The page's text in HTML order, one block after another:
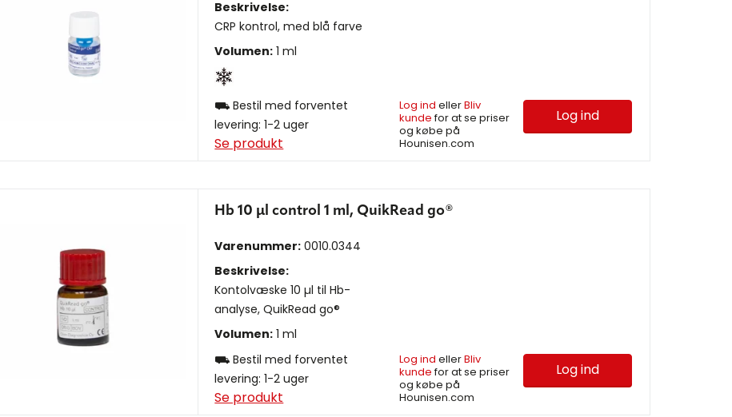
Beskrivelse:
CRP kontrol, med blå farve
Volumen: 1 ml
⛟ Bestil med forventet
levering: 1-2 uger
Se produkt
Log ind ellerBliv
kundefor at se priser
og købe på
Hounisen.com
Log ind
Hb 10 µl control 1 ml, QuikRead go®
Varenummer: 0010.0344
Beskrivelse:
Kontolvæske 10 µl til Hb-
analyse, QuikRead go®
Volumen: 1 ml
⛟ Bestil med forventet
levering: 1-2 uger
Se produkt
Log ind ellerBliv
kundefor at se priser
og købe på
Hounisen.com
Log ind